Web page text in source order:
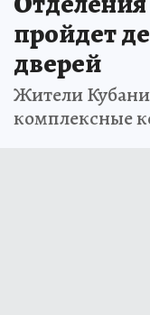
пройдет
дверей
Жители Кубани
комплексные